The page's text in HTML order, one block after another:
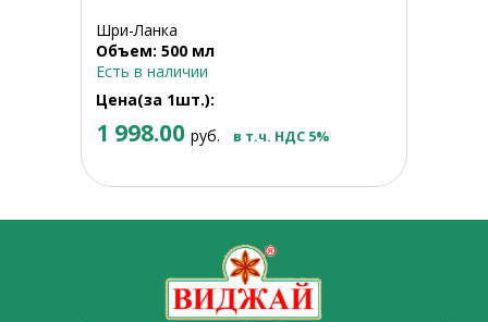
Шри-Ланка
Объем: 500 мл
Есть в наличии
Цена(за 1шт.):
1 998.00 руб. в т.ч. НДС 5%